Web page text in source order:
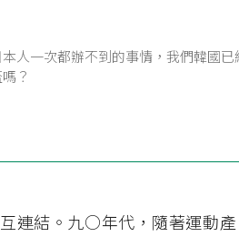
人一次都辦不到的事情，我們韓國
？
連結。九○年代，隨著運動產